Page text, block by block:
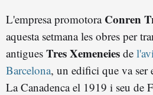
L'empresa promotora Conren
aquesta setmana les obres per
antigues Tres Xemeneies de
Barcelona, un edifici que va ser
La Canadenca el 1919 i seu de